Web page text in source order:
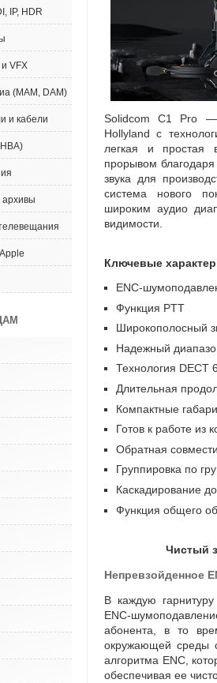
IP, HDR
VFX
(MAM, DAM)
и кабели
архивы
Solidcom C1 Pro —
Hollyland с
легкая и простая
прорывом
звука для
система нового
широким аудио
видимости.
Ключевые
ENC-
Функция PTT
Широкополосный
Надежный
Технология DECT
Длительная
Компактные
Готов к работе из
Обратная
Группировка по
Каскадирование
Функция общего
Чистый
Непревзойденное
В каждую
ENC-
абонента
в то
окружающей среды
алгоритма ENC,
обеспечивая ее